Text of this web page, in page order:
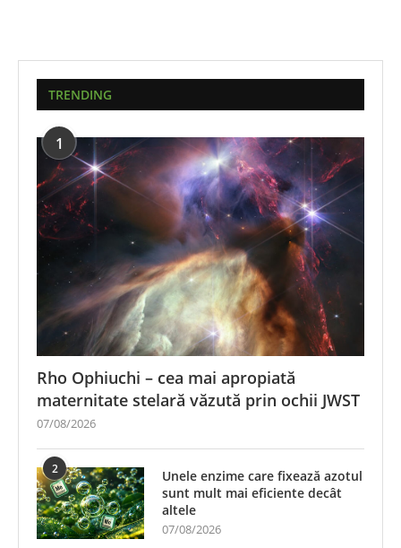
TRENDING
1
Rho Ophiuchi – cea mai apropiată
maternitate stelară văzută prin ochii JWST
07/08/2026
2
Unele enzime care fixează azotul
sunt mult mai eficiente decât
altele
07/08/2026